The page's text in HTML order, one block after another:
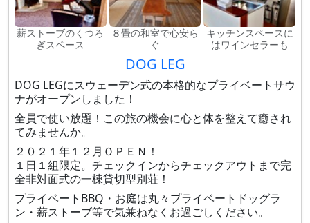
薪ストーブのくつろ
ぎスペース
８畳の和室で心安ら
ぐ
キッチンスペースに
はワインセラーも
DOG LEG
DOG LEGにスウェーデン式の本格的なプライベートサウ
ナがオープンしました！
全員で使い放題！この旅の機会に心と体を整えて癒され
てみませんか。
２０２１年１２月ＯＰＥＮ！
１日１組限定。チェックインからチェックアウトまで完
全非対面式の一棟貸切型別荘！
プライベートBBQ・お庭は丸々プライベートドッグラ
ン・薪ストーブ等で気兼ねなくお過ごしください。